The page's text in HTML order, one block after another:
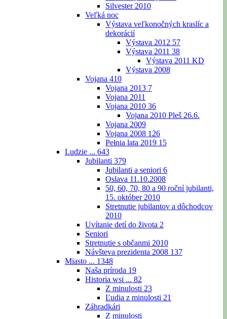
Silvester 2010
Veľká noc
Výstava veľkonočných kraslíc a
dekorácií
Výstava 2012 57
Výstava 2011 38
Výstava 2011 KD
Výstava 2008
Vojana 410
Vojana 2013 7
Vojana 2011
Vojana 2010 36
Vojana 2010 Pleš 26.6.
Vojana 2009
Vojana 2008 126
Pełnia lata 2019 15
Ludzie ... 643
Jubilanti 379
Jubilanti a seniori 6
Oslava 11.10.2008
50, 60, 70, 80 a 90 roční jubilanti,
15. október 2010
Stretnutie jubilantov a dôchodcov
2010
Uvítanie detí do života 2
Seniori
Stretnutie s občanmi 2010
Návšteva prezidenta 2008 137
Miasto ... 1348
Naša príroda 19
Historia wsi ... 82
Z minulosti 23
Ľudia z minulosti 21
Záhradkári
Z minulosti